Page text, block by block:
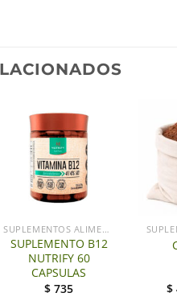
SUPLEMENTOS ALIMENTICIOS LG
SUPLEMENTO B12
NUTRIFY 60
CAPSULAS
$735 $